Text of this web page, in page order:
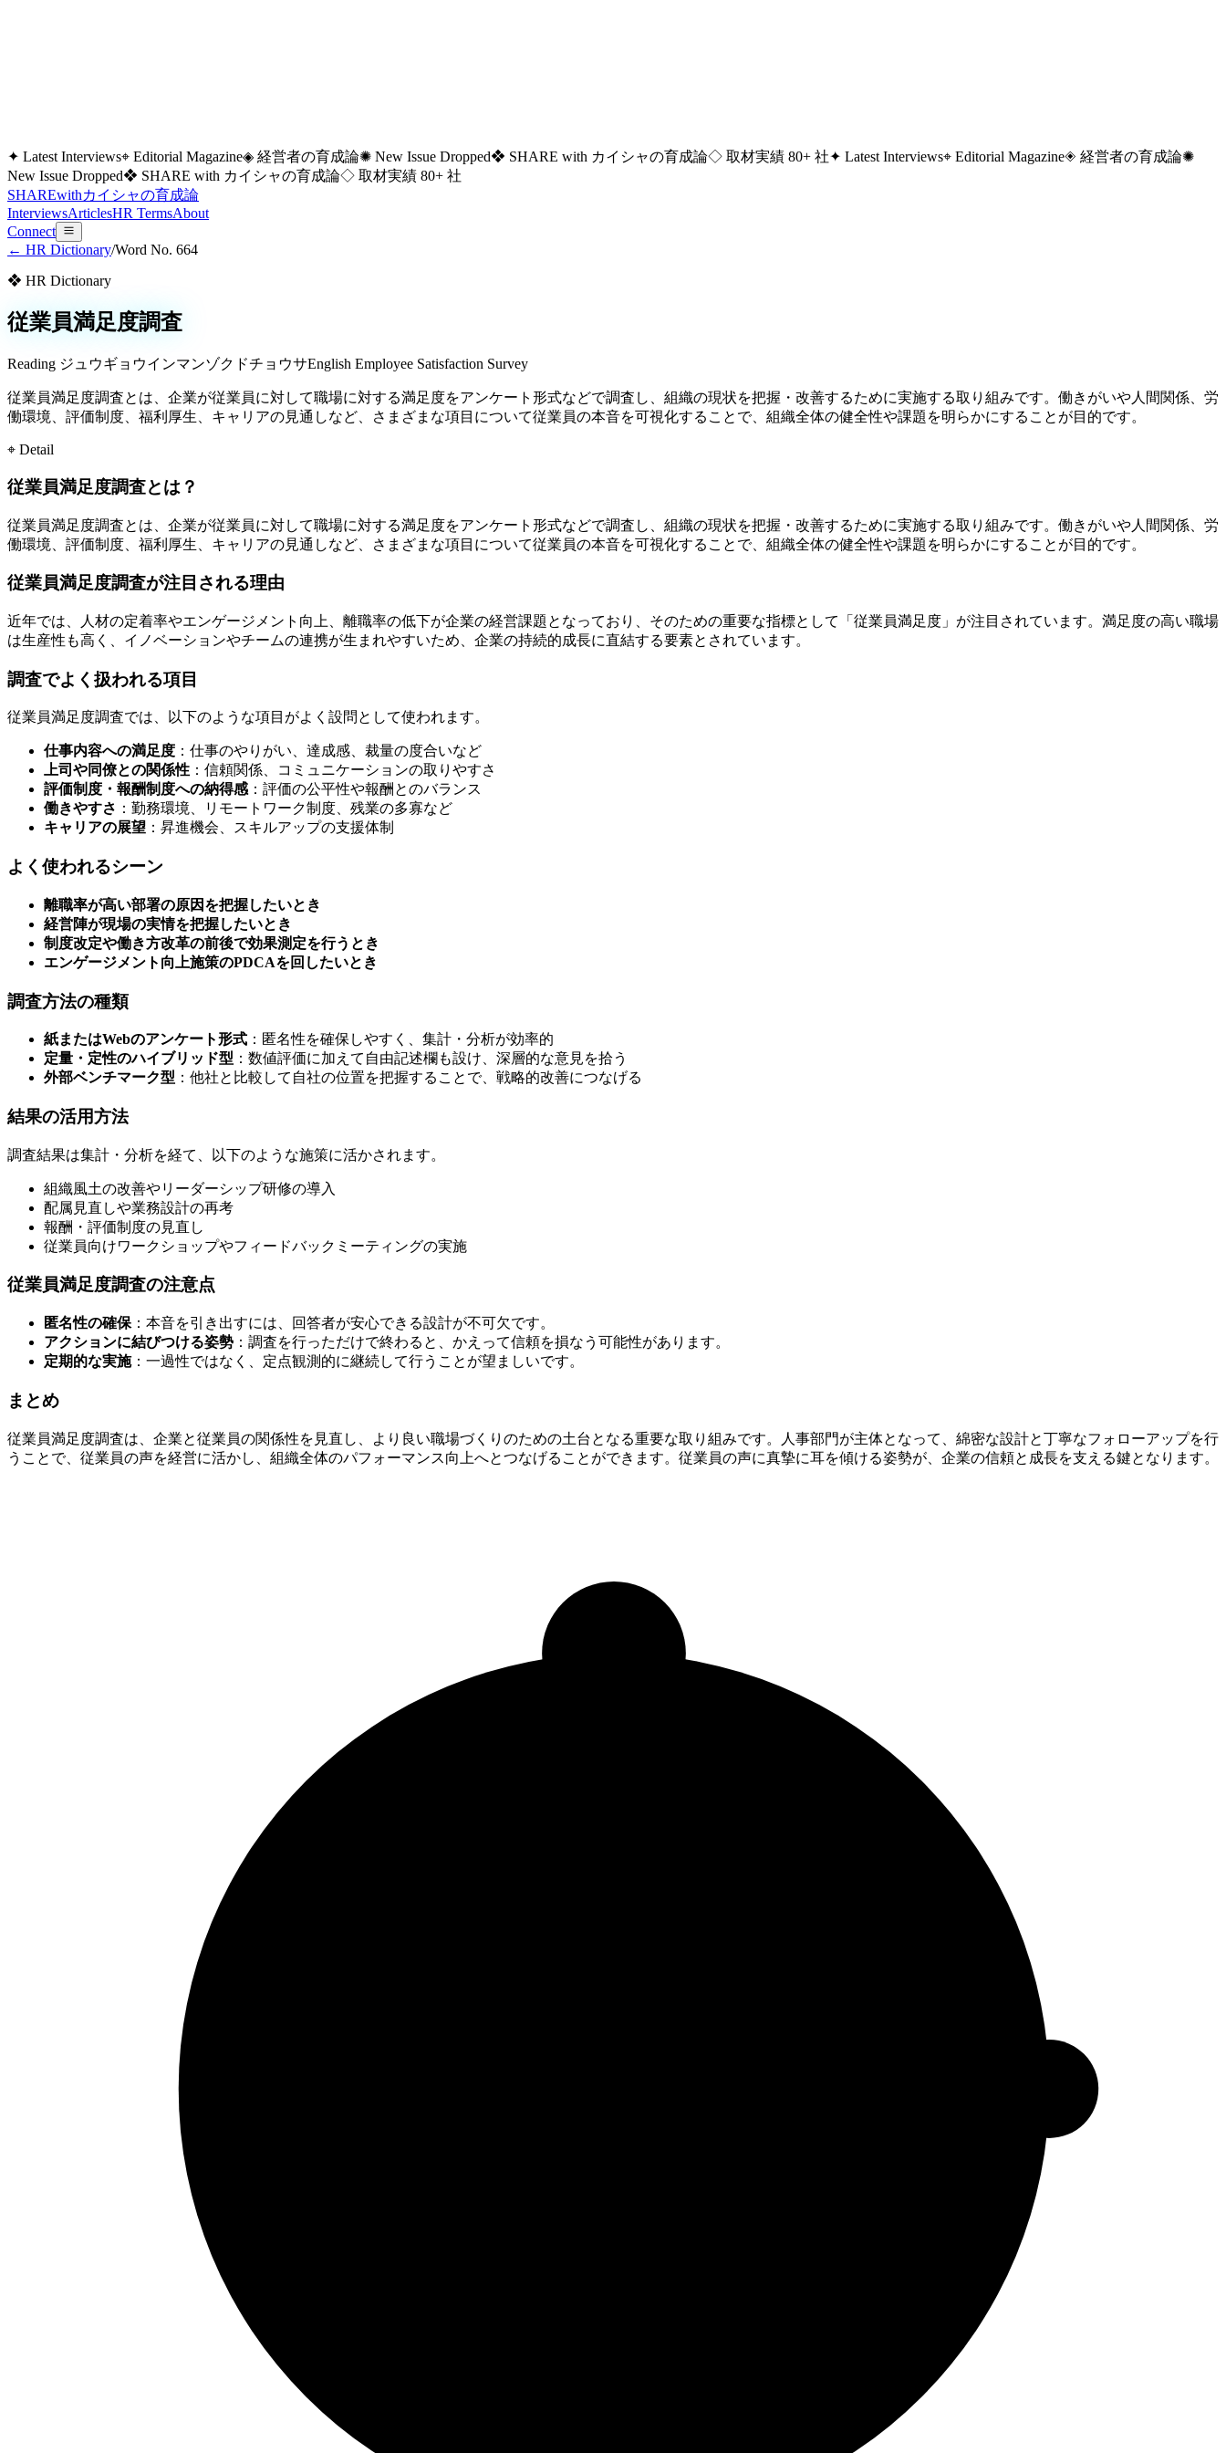
✦ Latest Interviews⌖ Editorial Magazine◈ 経営者の育成論✺ New Issue Dropped❖ SHARE with カイシャの育成論◇ 取材実績 80+ 社✦ Latest Interviews⌖ Editorial Magazine◈ 経営者の育成論✺
New Issue Dropped❖ SHARE with カイシャの育成論◇ 取材実績 80+ 社
SHAREwithカイシャの育成論
InterviewsArticlesHR TermsAbout
Connect
← HR Dictionary/Word No. 664
❖ HR Dictionary
従業員満足度調査
Reading ジュウギョウインマンゾクドチョウサEnglish Employee Satisfaction Survey
従業員満足度調査とは、企業が従業員に対して職場に対する満足度をアンケート形式などで調査し、組織の現状を把握・改善するために実施する取り組みです。働きがいや人間関係、労
働環境、評価制度、福利厚生、キャリアの見通しなど、さまざまな項目について従業員の本音を可視化することで、組織全体の健全性や課題を明らかにすることが目的です。
⌖ Detail
従業員満足度調査とは？
従業員満足度調査とは、企業が従業員に対して職場に対する満足度をアンケート形式などで調査し、組織の現状を把握・改善するために実施する取り組みです。働きがいや人間関係、労
働環境、評価制度、福利厚生、キャリアの見通しなど、さまざまな項目について従業員の本音を可視化することで、組織全体の健全性や課題を明らかにすることが目的です。
従業員満足度調査が注目される理由
近年では、人材の定着率やエンゲージメント向上、離職率の低下が企業の経営課題となっており、そのための重要な指標として「従業員満足度」が注目されています。満足度の高い職場
は生産性も高く、イノベーションやチームの連携が生まれやすいため、企業の持続的成長に直結する要素とされています。
調査でよく扱われる項目
従業員満足度調査では、以下のような項目がよく設問として使われます。
仕事内容への満足度 ：仕事のやりがい、達成感、裁量の度合いなど
上司や同僚との関係性 ：信頼関係、コミュニケーションの取りやすさ
評価制度・報酬制度への納得感：評価の公平性や報酬とのバランス
働きやすさ ：勤務環境、リモートワーク制度、残業の多寡など
キャリアの展望 ：昇進機会、スキルアップの支援体制
よく使われるシーン
離職率が高い部署の原因を把握したいとき
経営陣が現場の実情を把握したいとき
制度改定や働き方改革の前後で効果測定を行うとき
エンゲージメント向上施策のPDCAを回したいとき
調査方法の種類
紙またはWebのアンケート形式 ：匿名性を確保しやすく、集計・分析が効率的
定量・定性のハイブリッド型 ：数値評価に加えて自由記述欄も設け、深層的な意見を拾う
外部ベンチマーク型 ：他社と比較して自社の位置を把握することで、戦略的改善につなげる
結果の活用方法
調査結果は集計・分析を経て、以下のような施策に活かされます。
組織風土の改善やリーダーシップ研修の導入
配属見直しや業務設計の再考
報酬・評価制度の見直し
従業員向けワークショップやフィードバックミーティングの実施
従業員満足度調査の注意点
匿名性の確保 ：本音を引き出すには、回答者が安心できる設計が不可欠です。
アクションに結びつける姿勢 ：調査を行っただけで終わると、かえって信頼を損なう可能性があります。
定期的な実施：一過性ではなく、定点観測的に継続して行うことが望ましいです。
まとめ
従業員満足度調査は、企業と従業員の関係性を見直し、より良い職場づくりのための土台となる重要な取り組みです。人事部門が主体となって、綿密な設計と丁寧なフォローアップを行
うことで、従業員の声を経営に活かし、組織全体のパフォーマンス向上へとつなげることができます。従業員の声に真摯に耳を傾ける姿勢が、企業の信頼と成長を支える鍵となります。